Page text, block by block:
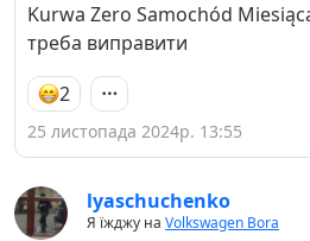
Kurwa Zero Samochód
треба виправити
2
25 листопада 2024р. 13:55
lyaschuchenko
Я їжджу на Volkswagen Bora